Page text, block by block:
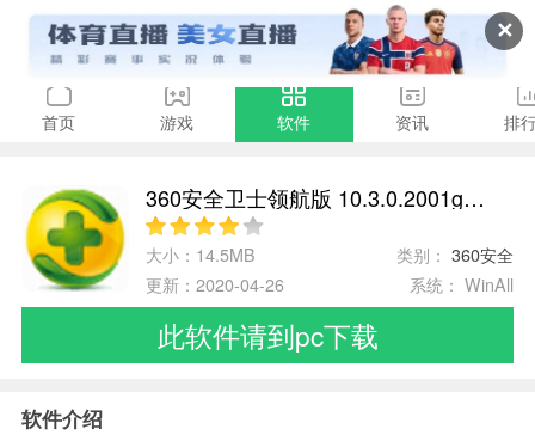
✕
首页 游戏 软件 资讯 排
360安全卫士领航版 10.3.0.2001g电脑版
大小：14.5MB 类别：360安全
更新：2020-04-26
系统： WinAll
此软件请到pc下载
软件介绍